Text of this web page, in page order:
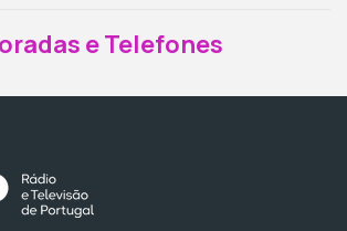
e Telefones